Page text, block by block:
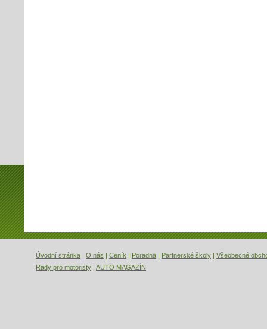
Úvodní stránka | O nás | Ceník | Poradna | Partnerské školy | Všeobecné
Rady pro motoristy | AUTO MAGAZÍN